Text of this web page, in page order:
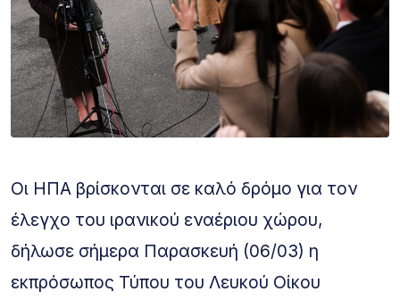
Οι ΗΠΑ βρίσκονται σε καλό δρόμο για τον
έλεγχο του ιρανικού εναέριου χώρου,
δήλωσε σήμερα Παρασκευή (06/03) η
εκπρόσωπος Τύπου του Λευκού Οίκου